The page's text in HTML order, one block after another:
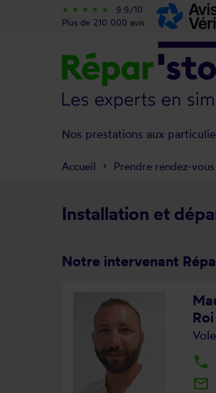
Installation et
Notre intervenant
local_phone
mail_outline
Accueil Prendre rendez-vous
star_rate star_rate star_rate star_rate star_rate
9.9/10
Plus de 210 000 avis
Nos prestations aux